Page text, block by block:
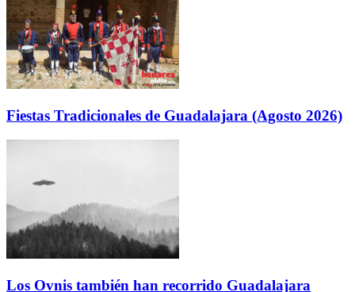
Fiestas Tradicionales de Guadalajara (Agosto 2026)
Los Ovnis también han recorrido Guadalajara